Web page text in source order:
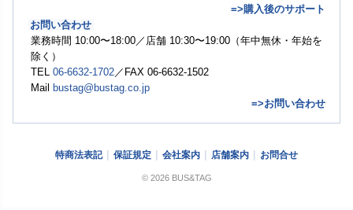
=>購入後のサポート
お問い合わせ
業務時間 10:00〜18:00／店舗 10:30〜19:00（年中無休・年始を
除く）
TEL 06-6632-1702 ／FAX 06-6632-1502
Mail bustag@bustag.co.jp
=>お問い合わせ
特商法表記 保証規定 会社案内 店舗案内 お問合せ
© 2026 BUS&TAG